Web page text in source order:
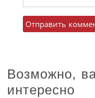
Возможно,
интересно